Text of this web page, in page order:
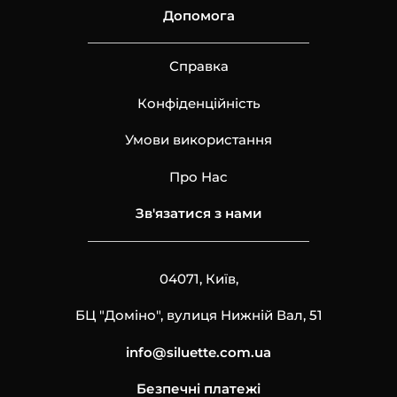
Допомога
Справка
Конфіденційність
Умови використання
Про Нас
Зв'язатися з нами
04071, Київ,
БЦ "Доміно", вулиця Нижній Вал, 51
info@siluette.com.ua
Безпечні платежі